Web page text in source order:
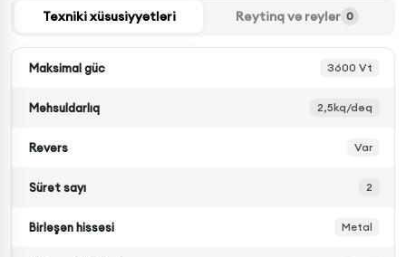
Texniki xüsusiyyətləri Reytinq və rəylər 0
Maksimal güc 3600 Vt
Məhsuldarlıq 2,5kq/dəq
Revers Var
Sürət sayı 2
Birləşən hissəsi Metal